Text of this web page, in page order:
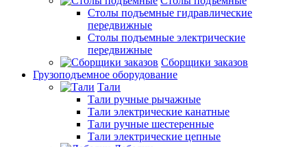
Столы подъемные гидравлические
передвижные
Столы подъемные электрические
передвижные
Сборщики заказов
Грузоподъемное оборудование
Тали
Тали ручные рычажные
Тали электрические канатные
Тали ручные шестеренные
Тали электрические цепные